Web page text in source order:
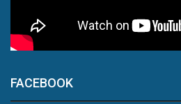
FACEBOOK